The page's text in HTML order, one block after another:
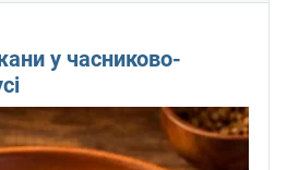
у часниково-